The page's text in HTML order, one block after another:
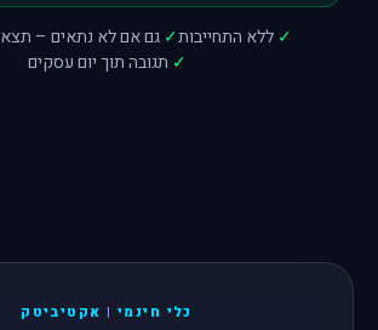
✓ ללא התחייבות✓ גם אם לא נתאים –
✓ תגובה תוך יום עסקים
כלי חינמי | אקטיביטק